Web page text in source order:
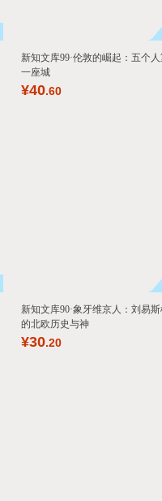
新知文库99·伦敦的崛起：五个
一座城
¥40.60
新知文库90·象牙维京人：刘易
的北欧历史与神
¥30.20